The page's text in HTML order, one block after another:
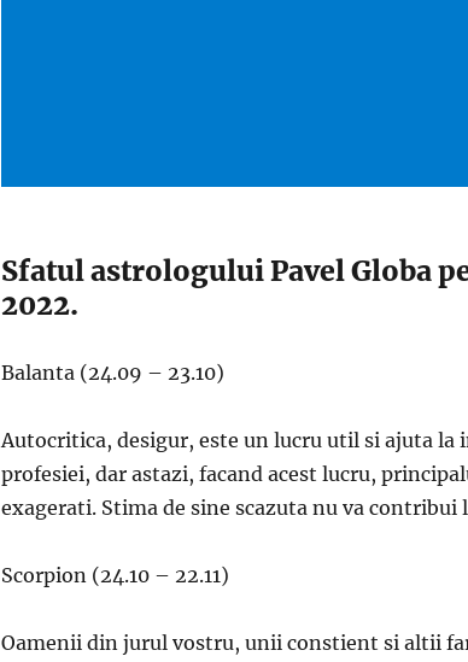
Sfatul astrologului Pavel Globa
2022.
Balanta (24.09 – 23.10)
Autocritica, desigur, este un lucru util si ajuta la
profesiei, dar astazi, facand acest lucru,
exagerati. Stima de sine scazuta nu va contribui
Scorpion (24.10 – 22.11)
Oamenii din jurul vostru, unii constient si altii